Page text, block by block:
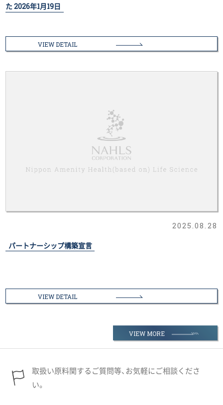
た 2026年1月19日
VIEW DETAIL
2025.08.28
パートナーシップ構築宣言
VIEW DETAIL
VIEW MORE
取扱い原料関するご質問等、お気軽にご相談くださ
い。
MENU